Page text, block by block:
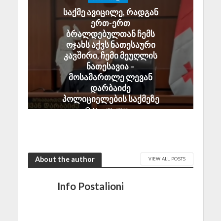
საქმე ავიცილე, რადგან
ერთ-ერთ
ბრალდებულთან ჩემს
ოჯახს აქვს ნათესაური
კავშირი, ჩემი მეუღლის
ნათესავია –
მოსამართლე ლევან
დარბაიძე
პოლიციელების საქმეზე
May 29, 2026
About the author VIEW ALL POSTS
Info Postalioni